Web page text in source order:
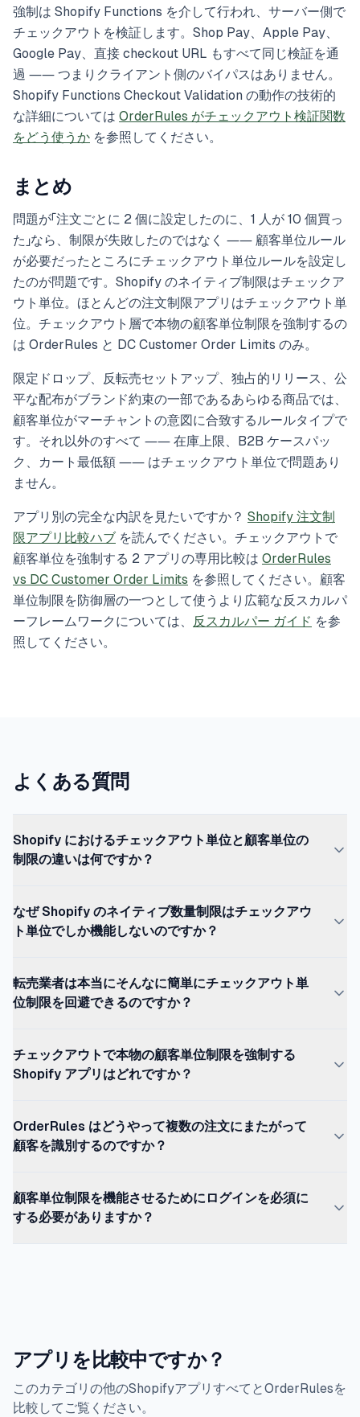
強制は Shopify Functions を介して行われ、サーバー側で
チェックアウトを検証します。Shop Pay、Apple Pay、
Google Pay、直接 checkout URL もすべて同じ検証を通
過 ―― つまりクライアント側のバイパスはありません。
Shopify Functions Checkout Validation の動作の技術的
な詳細については OrderRules がチェックアウト検証関数
をどう使うか を参照してください。
まとめ
問題が「注文ごとに 2 個に設定したのに、1 人が 10 個買っ
た」なら、制限が失敗したのではなく ―― 顧客単位ルール
が必要だったところにチェックアウト単位ルールを設定し
たのが問題です。Shopify のネイティブ制限はチェックア
ウト単位。ほとんどの注文制限アプリはチェックアウト単
位。チェックアウト層で本物の顧客単位制限を強制するの
は OrderRules と DC Customer Order Limits のみ。
限定ドロップ、反転売セットアップ、独占的リリース、公
平な配布がブランド約束の一部であるあらゆる商品では、
顧客単位がマーチャントの意図に合致するルールタイプで
す。それ以外のすべて ―― 在庫上限、B2B ケースパッ
ク、カート最低額 ―― はチェックアウト単位で問題あり
ません。
アプリ別の完全な内訳を見たいですか？ Shopify 注文制
限アプリ比較ハブ を読んでください。チェックアウトで
顧客単位を強制する 2 アプリの専用比較は OrderRules
vs DC Customer Order Limits を参照してください。顧客
単位制限を防御層の一つとして使うより広範な反スカルパ
ーフレームワークについては、
反スカルパー ガイド を参
照してください。
よくある質問
Shopify におけるチェックアウト単位と顧客単位の
制限の違いは何ですか？
注文が完了すれば、顧客は新しいチェックアウトを開始し
て再度上限に達することができます。顧客単位の制限は、
ます。Shopify の組み込み数量制限はチェックアウト単位
です。アプリは異なります：OrderRules と DC
Avada、MinMaxify、MinCart、Pareto、LIMITER はチ
ェックアウト単位のみ。KOR はタグベースの制限(より弱
なぜ Shopify のネイティブ数量制限はチェックアウ
ト単位でしか機能しないのですか？
してカートとチェックアウトを検証しますが、チェックア
ウト層には組み込みの顧客購入履歴集計がありません。注
す。「この顧客は今月すでに N 個購入済み」というネイテ
ィブのチェックはありません。そのためには、独自の顧客
転売業者は本当にそんなに簡単にチェックアウト単
位制限を回避できるのですか？
個の注文を 1 件出し、すぐに次、また次、と発行します。
5 件の注文を 5 分で。同じメール、同じ配送先住所、同じ
プはなくなりました。限定ドロップのマーチャントによる
コミュニティスレッドが、まさにこのパターンを繰り返し
チェックアウトで本物の顧客単位制限を強制する
Shopify アプリはどれですか？
Shopify Functions を介してチェックアウト層で本物の顧
客単位制限を強制します。KOR は Pro プランでタグベー
Avada、MinMaxify、MinCart、Pareto、LIMITER はす
べてチェックアウト単位のみ。Limit Once(Wandelic)や
OrderRules はどうやって複数の注文にまたがって
顧客を識別するのですか？
ョッパー向けの Shopify Customer ID(最も信頼性が高い
―― クッキー消去でなりすませない)、メールアドレス(同
バー側で再計算されます。
顧客単位制限を機能させるためにログインを必須に
する必要がありますか？
アウトを完全にブロックします ―― 顧客はサインインが
必要で、Customer ID が真実の情報源になります。日常
のユースケース(ベーカリーの日次上限、B2B 支出制限)で
アプリを比較中ですか？
このカテゴリの他のShopifyアプリすべてとOrderRulesを
比較してご覧ください。